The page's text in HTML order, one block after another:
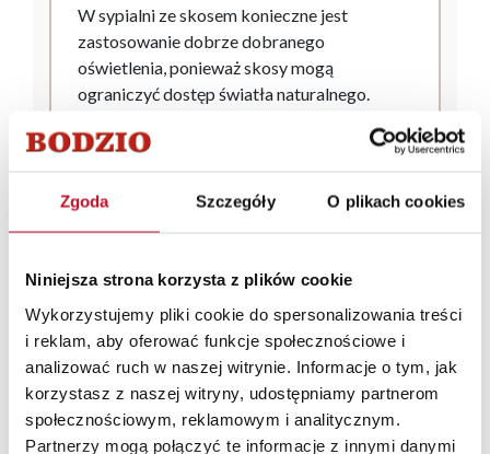
Zgoda Szczegóły O plikach cookies
Niniejsza strona korzysta z plików cookie
Wykorzystujemy pliki cookie do spersonalizowania treści
i reklam, aby oferować funkcje społecznościowe i
analizować ruch w naszej witrynie. Informacje o tym, jak
korzystasz z naszej witryny, udostępniamy partnerom
społecznościowym, reklamowym i analitycznym.
Partnerzy mogą połączyć te informacje z innymi danymi
W sypialni ze skosem konieczne jest
zastosowanie dobrze dobranego
oświetlenia, ponieważ skosy mogą
ograniczyć dostęp światła naturalnego.
najlepiej postawić na kilka źródeł światła.
lampy sufitowe lub punktowe –
padania światła,
kinkiety przy łóżku – montowane
bezpośrednio na ścianie/skosie.
Pozwalają na zaoszczędzenie miejsca.
lampki nocne– idealne do czytania.
Tworzą przytulmy i intymny charakter
wnętrza.